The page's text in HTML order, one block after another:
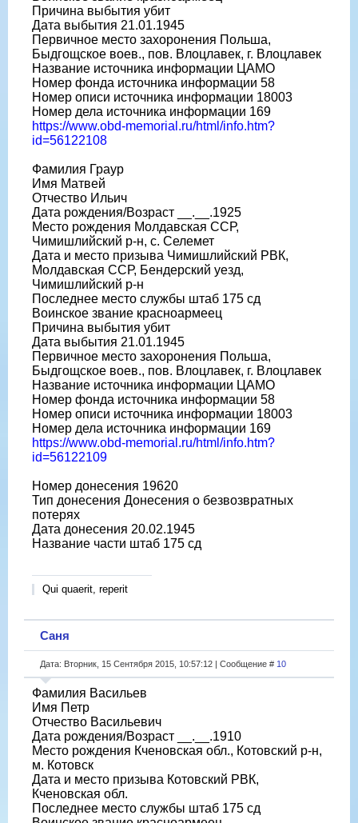
Причина выбытия убит
Дата выбытия 21.01.1945
Первичное место захоронения Польша,
Быдгощское воев., пов. Влоцлавек, г. Влоцлавек
Название источника информации ЦАМО
Номер фонда источника информации 58
Номер описи источника информации 18003
Номер дела источника информации 169
https://www.obd-memorial.ru/html/info.htm?
id=56122108
Фамилия Граур
Имя Матвей
Отчество Ильич
Дата рождения/Возраст __.__.1925
Место рождения Молдавская ССР,
Чимишлийский р-н, с. Селемет
Дата и место призыва Чимишлийский РВК,
Молдавская ССР, Бендерский уезд,
Чимишлийский р-н
Последнее место службы штаб 175 сд
Воинское звание красноармеец
Причина выбытия убит
Дата выбытия 21.01.1945
Первичное место захоронения Польша,
Быдгощское воев., пов. Влоцлавек, г. Влоцлавек
Название источника информации ЦАМО
Номер фонда источника информации 58
Номер описи источника информации 18003
Номер дела источника информации 169
https://www.obd-memorial.ru/html/info.htm?
id=56122109
Номер донесения 19620
Тип донесения Донесения о безвозвратных
потерях
Дата донесения 20.02.1945
Название части штаб 175 сд
Qui quaerit, reperit
Саня
Дата: Вторник, 15 Сентября 2015, 10:57:12 | Сообщение # 10
Фамилия Васильев
Имя Петр
Отчество Васильевич
Дата рождения/Возраст __.__.1910
Место рождения Кченовская обл., Котовский р-н,
м. Котовск
Дата и место призыва Котовский РВК,
Кченовская обл.
Последнее место службы штаб 175 сд